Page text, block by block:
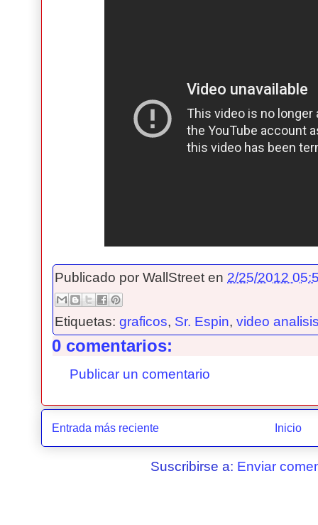
Publicado porWallStreet en 2/25/2012
Etiquetas:graficos, Sr. Espin,video
0 comentarios:
Publicar un comentario
Entrada más reciente Inicio
Suscribirse a: Enviar